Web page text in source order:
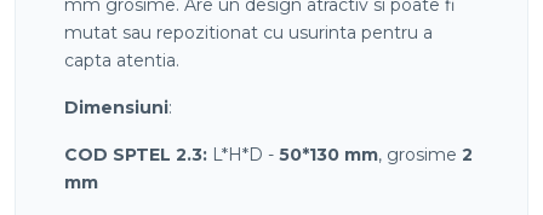
mm grosime. Are un design atractiv si poate fi
mutat sau repozitionat cu usurinta pentru a
capta atentia.
Dimensiuni:
COD SPTEL 2.3: L*H*D - 50*130 mm, grosime 2
mm